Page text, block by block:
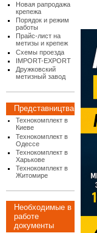
Новая рапродажа
крепежа
Порядок и режим
работы
Прайс-лист на
метизы и крепеж
Схемы проезда
IMPORT-EXPORT
Дружковский
метизный завод
Представництва
Технокомплект в
Киеве
Технокомплект в
Одессе
Технокомплект в
Харькове
Технокомплект в
Житомире
Необходимые в
работе
документы